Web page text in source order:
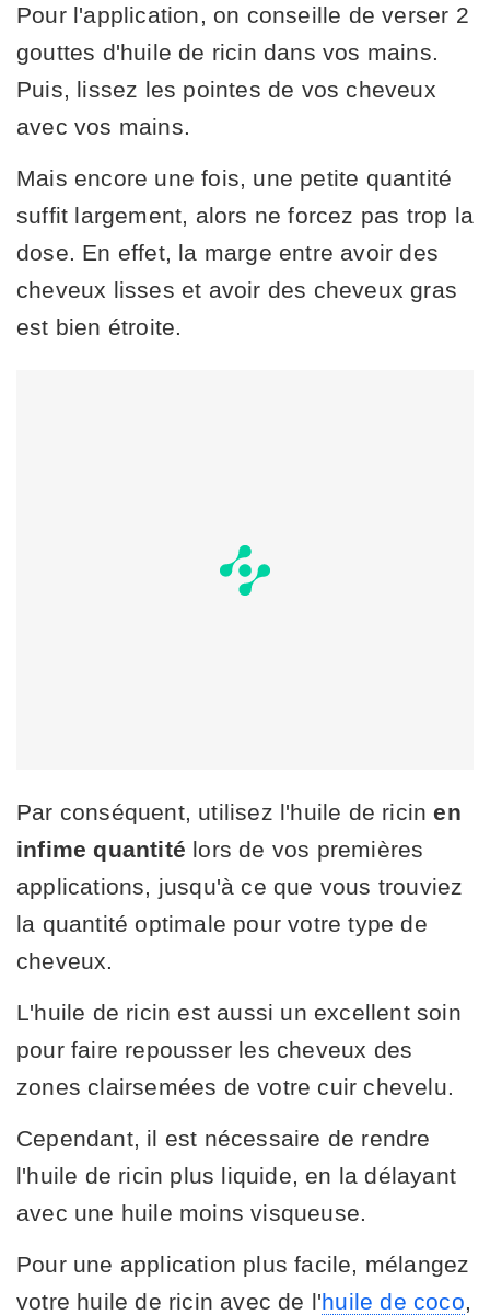
Pour l'application, on conseille de verser 2
gouttes d'huile de ricin dans vos mains.
Puis, lissez les pointes de vos cheveux
avec vos mains.
Mais encore une fois, une petite quantité
suffit largement, alors ne forcez pas trop la
dose. En effet, la marge entre avoir des
cheveux lisses et avoir des cheveux gras
est bien étroite.
Par conséquent, utilisez l'huile de ricinen
infime quantité lors de vos premières
applications, jusqu'à ce que vous trouviez
la quantité optimale pour votre type de
cheveux.
L'huile de ricin est aussi un excellent soin
pour faire repousser les cheveux des
zones clairsemées de votre cuir chevelu.
Cependant, il est nécessaire de rendre
l'huile de ricin plus liquide, en la délayant
avec une huile moins visqueuse.
Pour une application plus facile, mélangez
votre huile de ricin avec de l'huile de coco,